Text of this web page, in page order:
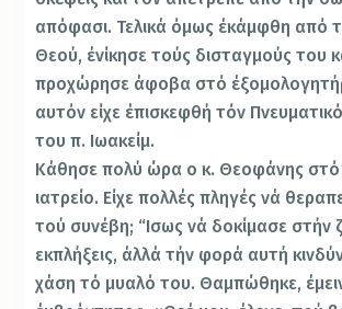
απόφασι. Τελικά όμως έκάμφθη από
Θεού, ένίκησε τούς δισταγμούς του
προχώρησε άφοβα στό
αυτόν είχε έπισκεφθή τόν
του π. Ιωακείμ.
Κάθησε πολύ ώρα ο κ. Θεοφάνης στό
ιατρείο. Είχε πολλές πληγές νά
τού συνέβη; “Ισως νά δοκίμασε στήν
εκπλήξεις, άλλά τήν φορά αυτή
χάση τό μυαλό του. Θαμπώ­θηκε,